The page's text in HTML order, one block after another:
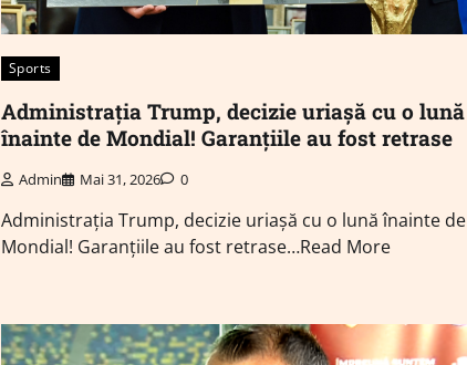
Sports
Administrația Trump, decizie uriașă cu o lună
înainte de Mondial! Garanțiile au fost retrase
Admin Mai 31, 2026 0
Administrația Trump, decizie uriașă cu o lună înainte de
Mondial! Garanțiile au fost retrase…Read More